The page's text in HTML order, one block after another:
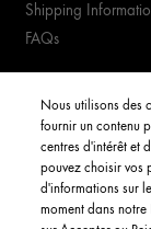
Shipping
FAQs
My Account
Order Status
Nous utilisons des
fournir un contenu
centres d'intérêt et
pouvez choisir vos
d'informations sur
moment dans